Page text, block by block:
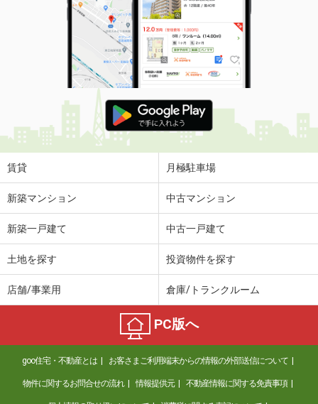
賃貸 月極駐車場
新築マンション 中古マンション
新築一戸建て 中古一戸建て
土地を探す 投資物件を探す
店舗/事業用 倉庫/トランクルーム
PC版へ
goo住宅・不動産とは お客さまご利用端末からの情報の外部送信について
物件に関するお問合せの流れ 情報提供元 不動産情報に関する免責事項